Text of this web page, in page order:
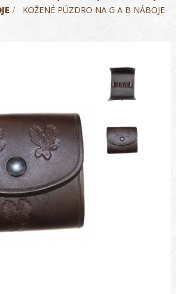
>
KOŽENÉ PÚZDRO NA G A B NÁBOJE